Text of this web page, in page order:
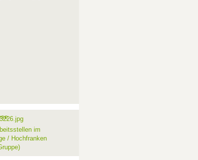
im
/ Hochfranken